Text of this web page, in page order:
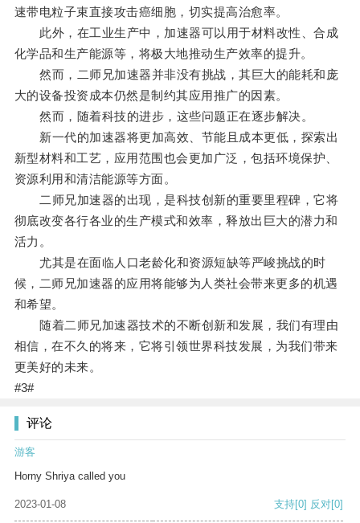
速带电粒子束直接攻击癌细胞，切实提高治愈率。
此外，在工业生产中，加速器可以用于材料改性、合成
化学品和生产能源等，将极大地推动生产效率的提升。
然而，二师兄加速器并非没有挑战，其巨大的能耗和庞
大的设备投资成本仍然是制约其应用推广的因素。
然而，随着科技的进步，这些问题正在逐步解决。
新一代的加速器将更加高效、节能且成本更低，探索出
新型材料和工艺，应用范围也会更加广泛，包括环境保护、
资源利用和清洁能源等方面。
二师兄加速器的出现，是科技创新的重要里程碑，它将
彻底改变各行各业的生产模式和效率，释放出巨大的潜力和
活力。
尤其是在面临人口老龄化和资源短缺等严峻挑战的时
候，二师兄加速器的应用将能够为人类社会带来更多的机遇
和希望。
随着二师兄加速器技术的不断创新和发展，我们有理由
相信，在不久的将来，它将引领世界科技发展，为我们带来
更美好的未来。
#3#
评论
游客
Horny Shriya called you
2023-01-08 支持[0] 反对[0]